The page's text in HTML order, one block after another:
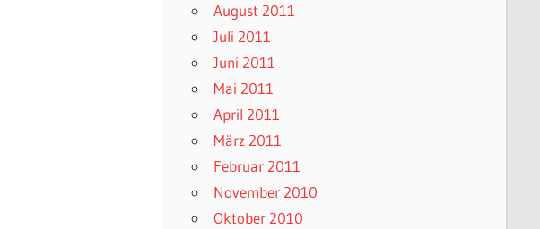
August 2011
Juli 2011
Juni 2011
Mai 2011
April 2011
März 2011
Februar 2011
November 2010
Oktober 2010